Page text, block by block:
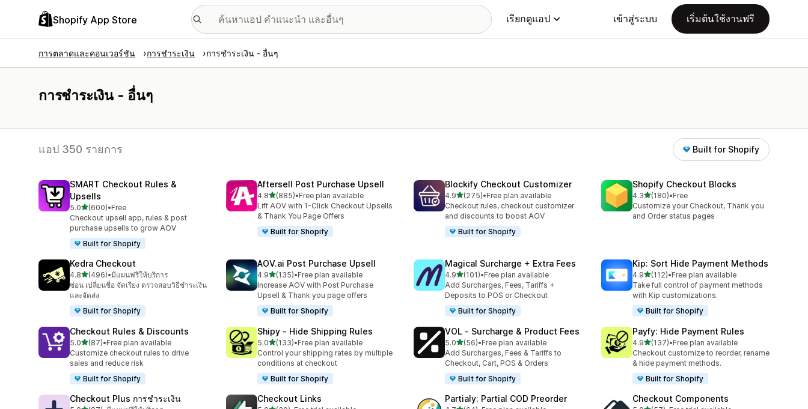
Shopify App Store เรียกดูแอป เข้าสู่ระบบ เริ่มต้นใช้งานฟรี
การตลาดและคอนเวอร์ชัน การชำระเงิน การชำระเงิน - อื่นๆ
การชำระเงิน - อื่นๆ
แอป 350 รายการ Built for Shopify
SMART Checkout Rules &
Upsells
5.0เต็ม 5 ดาว
(600)
ทั้งหมด 600 รีวิว
•Free
Checkout upsell app, rules & post
purchase upsells to grow AOV
Built for Shopify
Aftersell Post Purchase Upsell
4.8เต็ม 5 ดาว
(885)
ทั้งหมด 885 รีวิว
•Free plan available
Lift AOV with 1-Click Checkout Upsells
& Thank You Page Offers
Built for Shopify
Blockify Checkout Customizer
4.9เต็ม 5 ดาว
(275)
ทั้งหมด 275 รีวิว
•Free plan available
Checkout rules, checkout customizer
and discounts to boost AOV
Built for Shopify
Shopify Checkout Blocks
4.3เต็ม 5 ดาว
(180)
ทั้งหมด 180 รีวิว
•Free
Customize your Checkout, Thank you
and Order status pages
Kedra Checkout
4.8เต็ม 5 ดาว
(496)
ทั้งหมด 496 รีวิว
•มีแผนฟรีให้บริการ
ซ่อน เปลี่ยนชื่อ จัดเรียง ตรวจสอบวิธีชำระเงิน
และจัดส่ง
Built for Shopify
AOV.ai Post Purchase Upsell
4.9เต็ม 5 ดาว
(135)
ทั้งหมด 135 รีวิว
•Free plan available
Increase AOV with Post Purchase
Upsell & Thank you page offers
Built for Shopify
Magical Surcharge + Extra Fees
4.9เต็ม 5 ดาว
(101)
ทั้งหมด 101 รีวิว
•Free plan available
Add Surcharges, Fees, Tariffs +
Deposits to POS or Checkout
Built for Shopify
Kip: Sort Hide Payment Methods
4.9เต็ม 5 ดาว
(112)
ทั้งหมด 112 รีวิว
•Free plan available
Take full control of payment methods
with Kip customizations.
Built for Shopify
Checkout Rules & Discounts
5.0เต็ม 5 ดาว
(87)
ทั้งหมด 87 รีวิว
•Free plan available
Customize checkout rules to drive
sales and reduce risk
Built for Shopify
Shipy ‑ Hide Shipping Rules
5.0เต็ม 5 ดาว
(133)
ทั้งหมด 133 รีวิว
•Free plan available
Control your shipping rates by multiple
conditions at checkout
Built for Shopify
VOL ‑ Surcharge & Product Fees
5.0เต็ม 5 ดาว
(56)
ทั้งหมด 56 รีวิว
•Free plan available
Add Surcharges, Fees & Tariffs to
Checkout, Cart, POS & Orders
Built for Shopify
Payfy: Hide Payment Rules
4.9เต็ม 5 ดาว
(137)
ทั้งหมด 137 รีวิว
•Free plan available
Checkout customize to reorder, rename
& hide payment methods.
Built for Shopify
Checkout Plus การชำระเงิน Checkout Links Partialy: Partial COD Preorder Checkout Components